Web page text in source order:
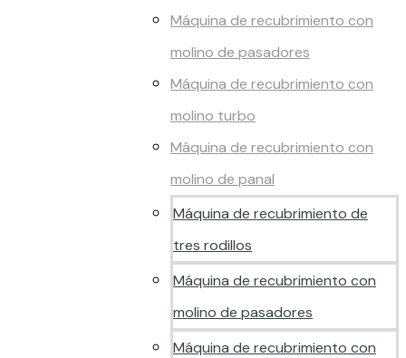
Máquina de recubrimiento con
molino de pasadores
Máquina de recubrimiento con
molino turbo
Máquina de recubrimiento con
molino de panal
Máquina de recubrimiento de
tres rodillos
Máquina de recubrimiento con
molino de pasadores
Máquina de recubrimiento con